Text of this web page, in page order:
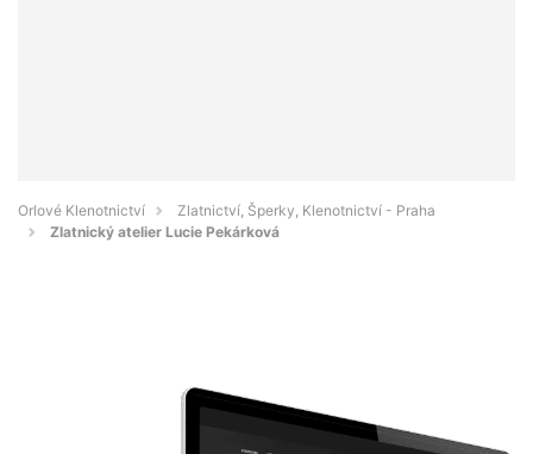
Orlové Klenotnictví
Zlatnictví, Šperky, Klenotnictví - Praha
Zlatnický atelier Lucie Pekárková